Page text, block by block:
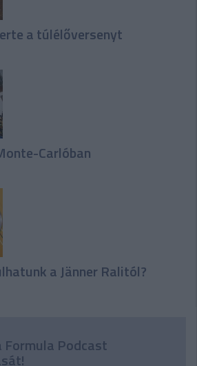
a túlélőversenyt
Carlóban
a Jänner Ralitól?
Formula Podcast